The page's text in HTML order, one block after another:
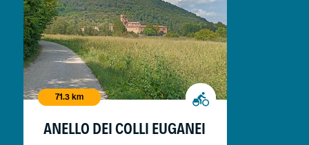
71.3 km
ANELLO DEI COLLI EUGANEI